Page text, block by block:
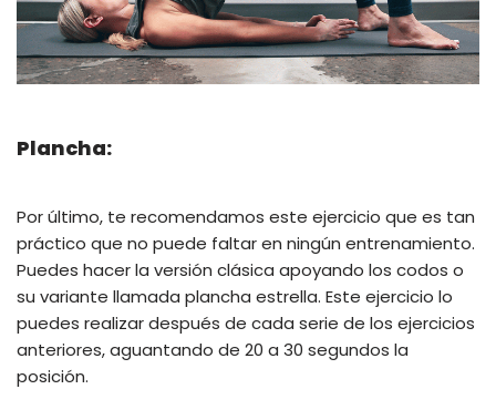
Plancha:
Por último, te recomendamos este ejercicio que es tan
práctico que no puede faltar en ningún entrenamiento.
Puedes hacer la versión clásica apoyando los codos o
su variante llamada plancha estrella. Este ejercicio lo
puedes realizar después de cada serie de los ejercicios
anteriores, aguantando de 20 a 30 segundos la
posición.